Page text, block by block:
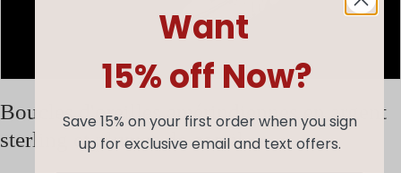
Boucles d'oreilles amérindiennes en argent
sterling et plumes de corail
Want
15% off Now?
Save 15% on your first order when you sign
up for exclusive email and text offers.